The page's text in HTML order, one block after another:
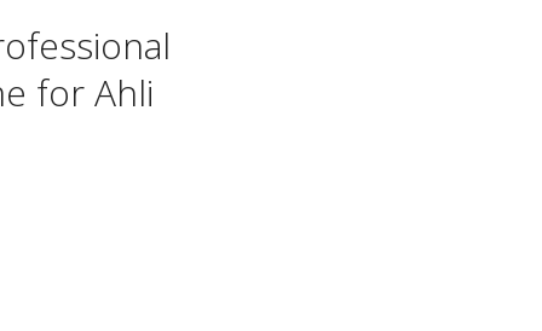
for Ahli